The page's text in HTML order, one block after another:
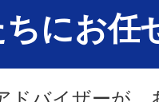
にお任